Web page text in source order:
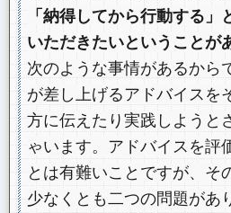
「納得してから行動する」
いただきたいということが
次のような事情があるから
が差し上げるアドバイスを
方に伝えたり実践しようと
ゃいます。アドバイスを評
とは有難いことですが、そ
少なくとも二つの問題があ